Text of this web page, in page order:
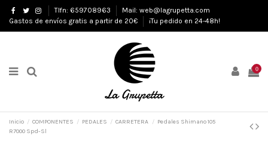
Tlfn: 659708963
Mail: web@lagrupetta.com
Gastos de envíos gratis a partir de 20€
¡Tu pedido en 24-48h!
0
Inicio COMPONENTES PEDALES CARRETERA
Pedales Shimano 105
R7000 Spd-Sl